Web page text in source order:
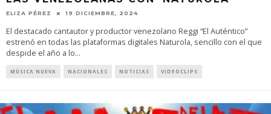
ELIZA PÉREZ 19 DICIEMBRE, 2024
El destacado cantautor y productor venezolano Reggi “El Auténtico”
estrenó en todas las plataformas digitales Naturola, sencillo con el que
despide el año a lo...
MÚSICA NUEVA NACIONALES NOTICIAS VIDEOCLIPS